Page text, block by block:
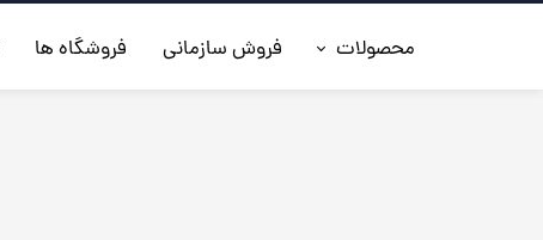
محصولات فروش سازمانی فروشگاه ها